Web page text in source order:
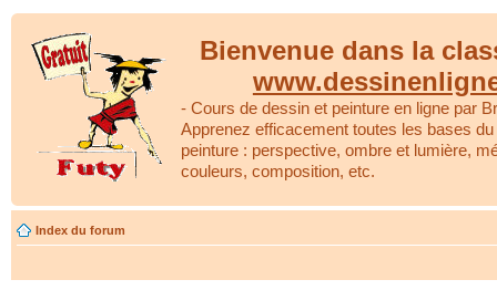
Bienvenue dans la
- Cours de dessin et peinture en ligne par
Apprenez efficacement toutes les bases
peinture : perspective, ombre et lumière,
couleurs, composition, etc.
Index du forum